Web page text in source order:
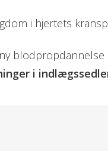
i hjertets
i